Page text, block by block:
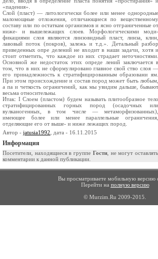
«падения».
Слой (пласт) — литологически более или менее однородные
маломощные отложения, отличающиеся по вещественному
составу или по остаткам организмов и ясно отгра­ниченные от
ниже- и вышележащих слоев. Морфологическими моди­
фикациями слоя являются линзовидный пласт, линза, клин,
лавовый поток (покров), залежь и т.д.». Детальный разбор
приведенных опре­ делений не входит в наши задачи, хотя и
стоит отметить, что каждое из них страдает неточностями.
Основной же недостаток этих опреде­ лений заключается в
том, что в них не сформулировано главное свой­ ство слоя —
его принадлежность к стратифицированным образовани­ ям.
При этом происхождение и состав пород может быть любым,
а па­ и четкость ограничений, как мы увидим дальше, бывают
весьма относительны.
Итак: I Слоем (пластом) будем называть плитообразное тело
стратифицированных горных пород (осадочных или
вулканогенных, в том числе — метаморфизованных),
имеющее более или менее параллельные ограничения,
отделяющие его от выше- и ниже­ лежащих пород.
Автор - jatusia1992 , дата - 16.11.2015
Информация
Посетители, находящиеся в группе Гости, не могут оставлять
комментарии к данной публикации.
Вы просматриваете мобильную версию
Перейти на полную версию
© Murzim.Ru 2009-2015.